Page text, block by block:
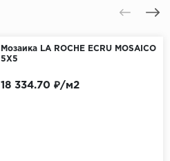
Мозаика LA ROCHE ECRU MOSAICO
5X5
18 334.70 ₽/м2